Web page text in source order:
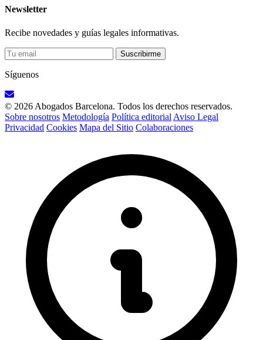
Newsletter
Recibe novedades y guías legales informativas.
Suscribirme
Síguenos
© 2026 Abogados Barcelona. Todos los derechos reservados.
Sobre nosotros Metodología Política editorial Aviso Legal
Privacidad Cookies Mapa del Sitio Colaboraciones